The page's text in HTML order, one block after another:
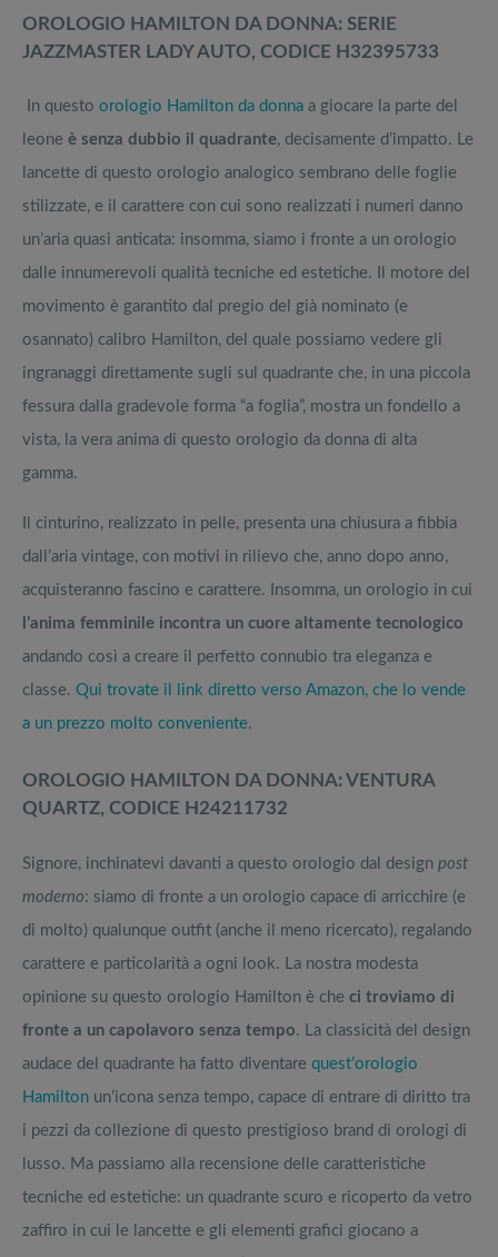
OROLOGIO HAMILTON DA DONNA: SERIE
JAZZMASTER LADY AUTO, CODICE H32395733
In questo orologio Hamilton da donna a giocare la parte del
leone è senza dubbio il quadrante, decisamente d’impatto. Le
lancette di questo orologio analogico sembrano delle foglie
stilizzate, e il carattere con cui sono realizzati i numeri danno
un’aria quasi anticata: insomma, siamo i fronte a un orologio
dalle innumerevoli qualità tecniche ed estetiche. Il motore del
movimento è garantito dal pregio del già nominato (e
osannato) calibro Hamilton, del quale possiamo vedere gli
ingranaggi direttamente sugli sul quadrante che, in una piccola
fessura dalla gradevole forma “a foglia”, mostra un fondello a
vista, la vera anima di questo orologio da donna di alta
gamma.
Il cinturino, realizzato in pelle, presenta una chiusura a fibbia
dall’aria vintage, con motivi in rilievo che, anno dopo anno,
acquisteranno fascino e carattere. Insomma, un orologio in cui
l’anima femminile incontra un cuore altamente tecnologico
andando così a creare il perfetto connubio tra eleganza e
classe. Qui trovate il link diretto verso Amazon, che lo vende
a un prezzo molto conveniente.
OROLOGIO HAMILTON DA DONNA: VENTURA
QUARTZ, CODICE H24211732
Signore, inchinatevi davanti a questo orologio dal design post
moderno: siamo di fronte a un orologio capace di arricchire (e
di molto) qualunque outfit (anche il meno ricercato), regalando
carattere e particolarità a ogni look. La nostra modesta
opinione su questo orologio Hamilton è che ci troviamo di
fronte a un capolavoro senza tempo. La classicità del design
audace del quadrante ha fatto diventare quest’orologio
Hamilton un’icona senza tempo, capace di entrare di diritto tra
i pezzi da collezione di questo prestigioso brand di orologi di
lusso. Ma passiamo alla recensione delle caratteristiche
tecniche ed estetiche: un quadrante scuro e ricoperto da vetro
zaffiro in cui le lancette e gli elementi grafici giocano a